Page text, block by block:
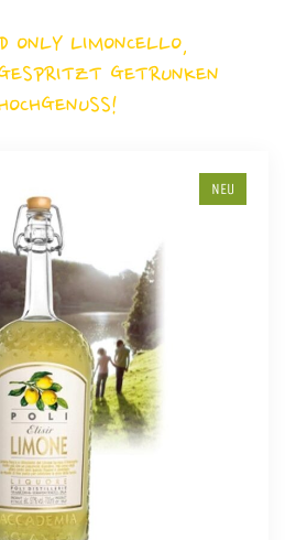
ONLY LIMONCELLO,
GETRUNKEN
NEU